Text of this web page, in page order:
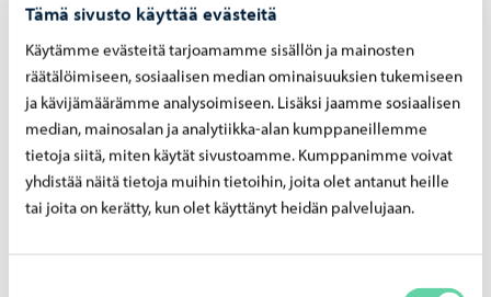
Tämä sivusto käyttää evästeitä
Käytämme evästeitä tarjoamamme sisällön ja mainosten
räätälöimiseen, sosiaalisen median ominaisuuksien tukemiseen
ja kävijämäärämme analysoimiseen. Lisäksi jaamme sosiaalisen
median, mainosalan ja analytiikka-alan kumppaneillemme
tietoja siitä, miten käytät sivustoamme. Kumppanimme voivat
yhdistää näitä tietoja muihin tietoihin, joita olet antanut heille
tai joita on kerätty, kun olet käyttänyt heidän palvelujaan.
Porvoon vesi-07.07.2026
Rank­ka­sa­teet ovat ai­heut­ta­neet yli­vuo­to­ja
pump­paa­moil­la 4. – 5.7.2026